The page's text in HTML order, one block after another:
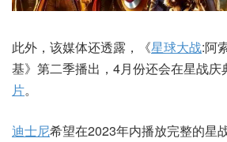
此外，该媒体还透露，《星球大战:阿
基》第二季播出，4月份还会在星战庆
片。
迪士尼希望在2023年内播放完整的星